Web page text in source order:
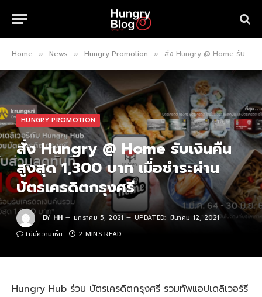
Home » News » Hungry Promotion » สั่ง Hungry @ Home รับเงินคืนสูงสุด 1,300 บาท เมื่อชำระผ่านบัตรเครดิตกรุงศรี
HUNGRY PROMOTION
สั่ง Hungry @ Home รับเงินคืน
สูงสุด 1,300 บาท เมื่อชำระผ่าน
บัตรเครดิตกรุงศรี
BY HH มกราคม 5, 2021 UPDATED: มีนาคม 12, 2021
ไม่มีความเห็น
2 MINS READ
Hungry Hub ร่วม บัตรเครดิตกรุงศรี รวมทัพแอปเดลิเวอร์รี